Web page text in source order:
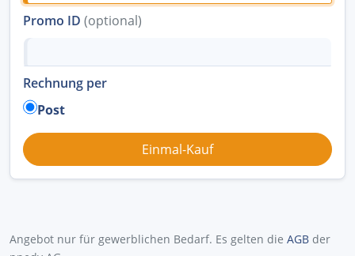
Promo ID (optional)
Rechnung per
Post
Angebot nur für gewerblichen Bedarf. Es gelten die AGB der